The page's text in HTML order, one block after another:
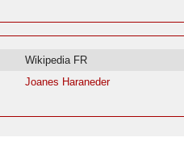
Wikipedia FR
Joanes Haraneder